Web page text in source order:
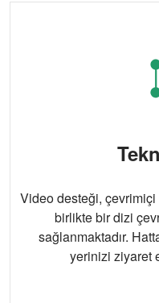
Video desteği,
birlikte bir dizi
sağlanmaktadır.
yerinizi ziyaret